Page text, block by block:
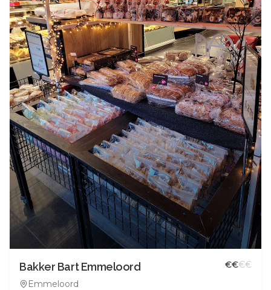
Bakker Bart Emmeloord
Emmeloord
€€€€